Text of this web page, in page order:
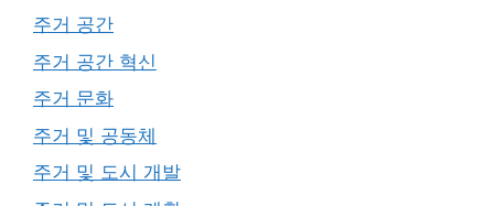
주거 공간
주거 공간 혁신
주거 문화
주거 및 공동체
주거 및 도시 개발